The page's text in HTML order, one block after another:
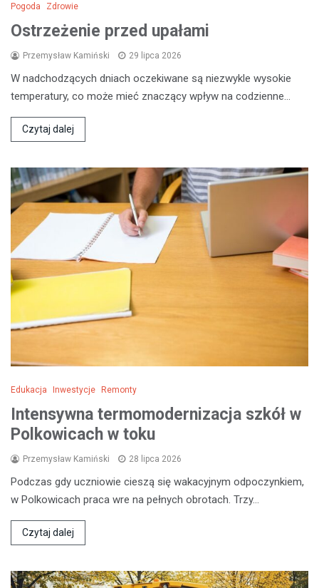
Pogoda Zdrowie
Ostrzeżenie przed upałami
Przemysław Kamiński 29 lipca 2026
W nadchodzących dniach oczekiwane są niezwykle wysokie
temperatury, co może mieć znaczący wpływ na codzienne…
Czytaj dalej
Edukacja Inwestycje Remonty
Intensywna termomodernizacja szkół w
Polkowicach w toku
Przemysław Kamiński 28 lipca 2026
Podczas gdy uczniowie cieszą się wakacyjnym odpoczynkiem,
w Polkowicach praca wre na pełnych obrotach. Trzy…
Czytaj dalej